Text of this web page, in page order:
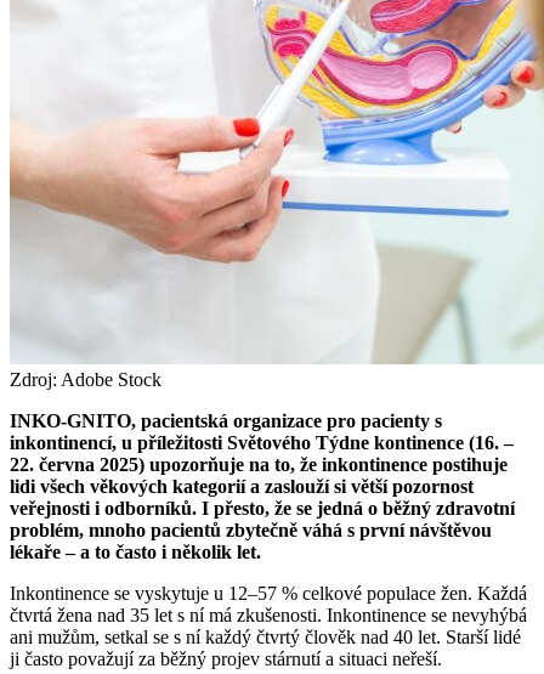
Zdroj: Adobe Stock
INKO-GNITO, pacientská organizace pro pacienty s
inkontinencí, u příležitosti Světového Týdne kontinence (16. –
22. června 2025) upozorňuje na to, že inkontinence postihuje
lidi všech věkových kategorií a zaslouží si větší pozornost
veřejnosti i odborníků. I přesto, že se jedná o běžný zdravotní
problém, mnoho pacientů zbytečně váhá s první návštěvou
lékaře – a to často i několik let.
Inkontinence se vyskytuje u 12–57 % celkové populace žen. Každá
čtvrtá žena nad 35 let s ní má zkušenosti. Inkontinence se nevyhýbá
ani mužům, setkal se s ní každý čtvrtý člověk nad 40 let. Starší lidé
ji často považují za běžný projev stárnutí a situaci neřeší.